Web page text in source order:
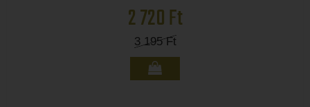
2 720 Ft
3 195Ft